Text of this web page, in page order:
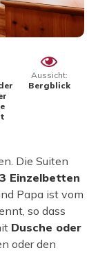
Aussicht:
Bergblick
Die Suiten
3 Einzelbetten
Papa ist vom
so dass
Dusche oder
oder den